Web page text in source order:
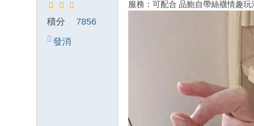
積分
7856
發消
服務：可配合 品鮑自帶絲襪情趣